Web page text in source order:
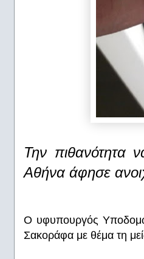
Την πιθανότητα
Αθήνα άφησε
Ο υφυπουργός
Σακοράφα με θέμα τη